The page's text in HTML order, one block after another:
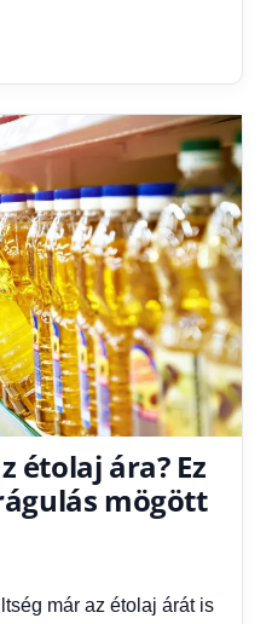
étolaj ára? Ez
mögött
Gazdaság
már az étolaj árát is